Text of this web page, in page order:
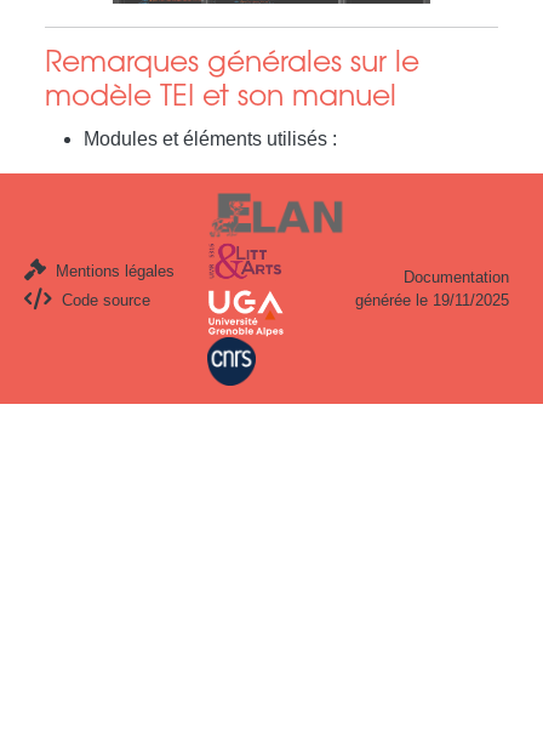
Remarques générales sur le
modèle TEI et son manuel
Modules et éléments utilisés :
Mentions légales
Code source
Documentation
générée le 19/11/2025